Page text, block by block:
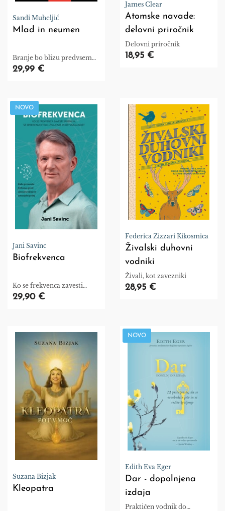
Sandi Muheljić
Mlad in neumen
Branje bo blizu predvsem
mlajšim bralcem
29,99 €
James Clear
Atomske navade:
delovni priročnik
Delovni priročnik
18,95 €
NOVO
Jani Savinc
Biofrekvenca
Ko se frekvenca zavesti
spremeni, se spremenijo
29,90 €
Federica Zizzari Kikosmica
Živalski duhovni
vodniki
Živali, kot zavezniki
28,95 €
Suzana Bizjak
Kleopatra
NOVO
Edith Eva Eger
Dar - dopolnjena
izdaja
Praktičen vodnik do